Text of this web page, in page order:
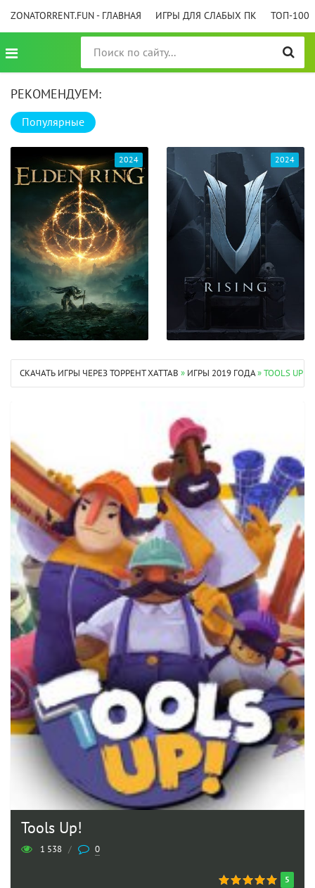
ZONATORRENT.FUN - ГЛАВНАЯ ИГРЫ ДЛЯ СЛАБЫХ ПК ТОП-100
РЕКОМЕНДУЕМ:
Популярные
2024 2024
СКАЧАТЬ ИГРЫ ЧЕРЕЗ ТОРРЕНТ XATTAB » ИГРЫ 2019 ГОДА» TOOLS UP!
Tools Up!
1 538 / 0
5